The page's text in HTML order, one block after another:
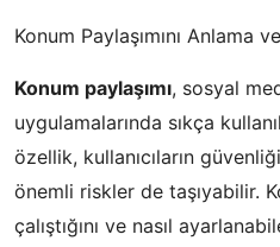
Konum Paylaşımını Anlama
Konum paylaşımı, sosyal
uygulamalarında sıkça
özellik, kullanıcıların
önemli riskler de taşıyabilir.
çalıştığını ve nasıl